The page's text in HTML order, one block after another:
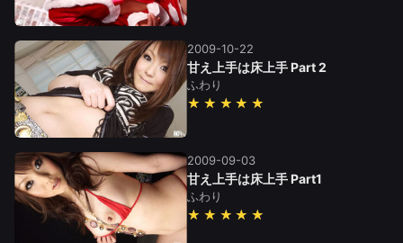
2009-10-22
甘え上手は床上手 Part 2
ふわり
★★★★★
2009-09-03
甘え上手は床上手 Part1
ふわり
★★★★★